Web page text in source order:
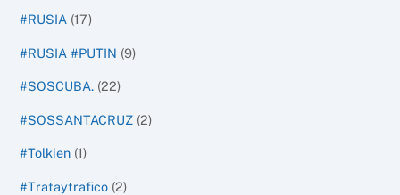
#RUSIA (17)
#RUSIA #PUTIN (9)
#SOSCUBA. (22)
#SOSSANTACRUZ (2)
#Tolkien (1)
#Trataytrafico (2)